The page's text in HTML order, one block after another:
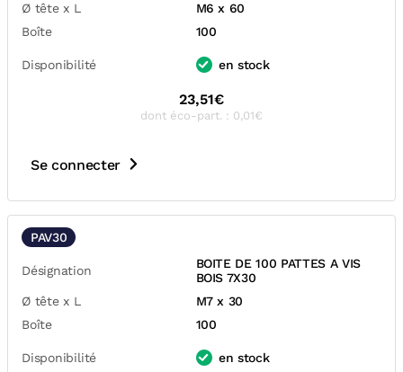
Ø tête x L
M6 x 60
Boîte
100
Disponibilité en stock
23,51€
dont éco-part. : 0,01€
Se connecter
PAV30
Désignation
BOITE DE 100 PATTES A VIS
BOIS 7X30
Ø tête x L
M7 x 30
Boîte
100
Disponibilité en stock